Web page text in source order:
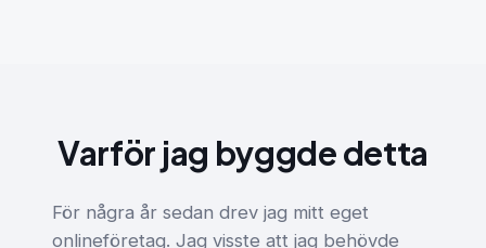
Varför jag byggde detta
För några år sedan drev jag mitt eget
onlineföretag. Jag visste att jag behövde